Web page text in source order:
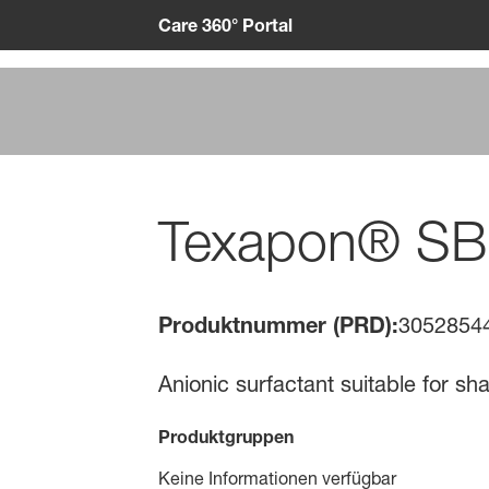
Care 360° Portal
Texapon®
Produktnummer (PRD):
Anionic surfactant suitable for
Produktgruppen
Keine Informationen verfügbar